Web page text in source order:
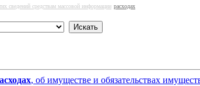
сведений средствам массовой информации расходах
, об имуществе и обязательствах